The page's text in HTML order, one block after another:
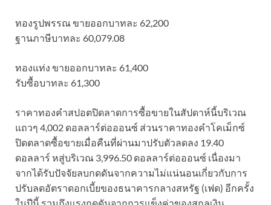
ทองรูปพรรณ ขายออกบาทละ 62,200
ฐานภาษีบาทละ 60,079.08
ทองแท่ง ขายออกบาทละ 61,400
รับซื้อบาทละ 61,300
ราคาทองคำสปอตปิดลาดการซื้อขายในสัปดาห์นี้บริเวณ
แถวๆ 4,002 ดอลลาร์ต่อออนซ์ ส่วนราคาทองคำโคเม็กซ์
ปิดตลาดซื้อขายเมื่อคืนที่ผ่านมาปรับตัวลดลง 19.40
ดอลลาร์ หสู่บริเวณ 3,996.50 ดอลลาร์ต่อออนซ์ เนื่องมา
จากได้รับปัจจัยลบกดดันจากความไม่แน่นอนเกี่ยวกับการ
ปรับลดอัตราดอกเบี้ยของธนาคารกลางสหรัฐ (เฟด) อีกครั้ง